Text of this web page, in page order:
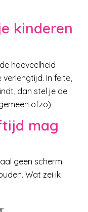
kinderen
hoeveelheid
In feite,
dan stel je de
ofzo)
mag
geen scherm.
Wat zei ik